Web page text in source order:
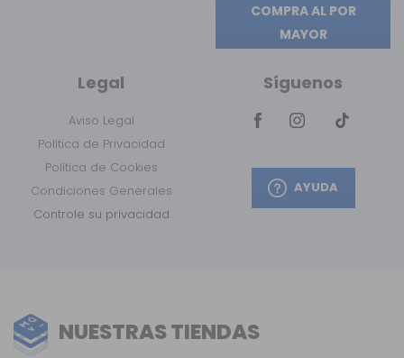
COMPRA AL POR
MAYOR
Legal
Aviso Legal
Política de Privacidad
Política de Cookies
Condiciones Generales
Controle su privacidad
Síguenos
AYUDA
NUESTRAS TIENDAS